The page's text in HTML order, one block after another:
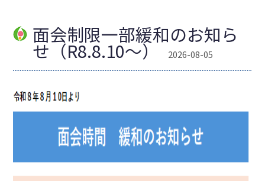
面会制限一部緩和のお知ら
せ（R8.8.10～） 2026-08-05